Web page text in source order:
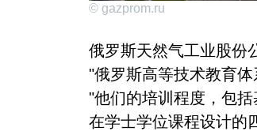
© gazprom.ru
俄罗斯天然气工业股份
"俄罗斯高等技术教育
"他们的培训程度，包
在学士学位课程设计的